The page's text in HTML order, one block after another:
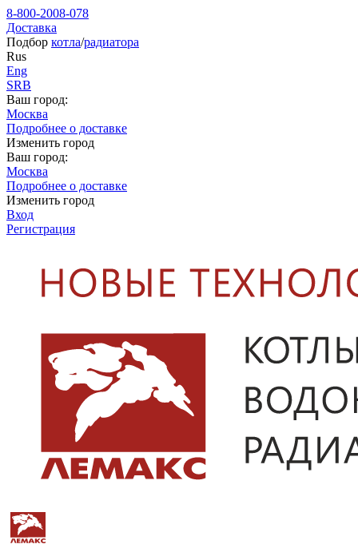
8-800-2008-078
Доставка
Подбор котла/радиатора
Rus
Eng
SRB
Ваш город:
Москва
Подробнее о доставке
Изменить город
Ваш город:
Москва
Подробнее о доставке
Изменить город
Вход
Регистрация